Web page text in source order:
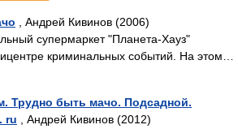
, Андрей Кивинов (2006)
супермаркет "Планета-Хауз"
криминальных событий. На этом…
Трудно быть мачо. Подсадной.
ru , Андрей Кивинов (2012)